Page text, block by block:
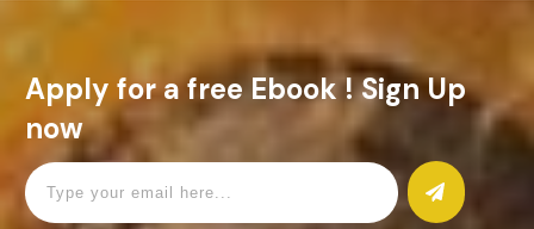
Apply for a free Ebook ! Sign Up
now